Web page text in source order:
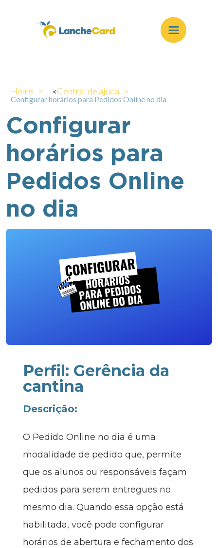
Home > <Central de ajuda >
Configurar horários para Pedidos Online no dia
Configurar
horários para
Pedidos Online
no dia
Perfil: Gerência da
cantina
Descrição:
O Pedido Online no dia é uma
modalidade de pedido que, permite
que os alunos ou responsáveis façam
pedidos para serem entregues no
mesmo dia. Quando essa opção está
habilitada, você pode configurar
horários de abertura e fechamento dos